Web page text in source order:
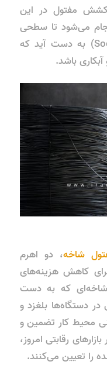
کشش مفتول در این
می‌شود تا سطحی
آینه‌ای و بدون دوده (Soot-free) به دست آید که
باشد.
شاخه، دو اهرم
کاهش هزینه‌های
شاخه‌ای که به دست
در دستگاه‌ها بلغزد و
محیط کار تضمین و
رقابتی امروز،
را تعیین می‌کنند.